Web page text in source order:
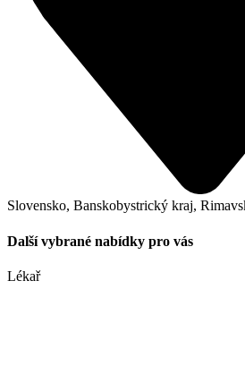
Slovensko, Banskobystrický kraj,
Další vybrané nabídky pro vás
Lékař